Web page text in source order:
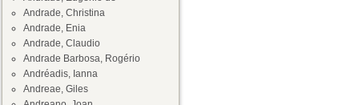
Andrade, Christina
Andrade, Enia
Andrade, Claudio
Andrade Barbosa, Rogério
Andréadis, Ianna
Andreae, Giles